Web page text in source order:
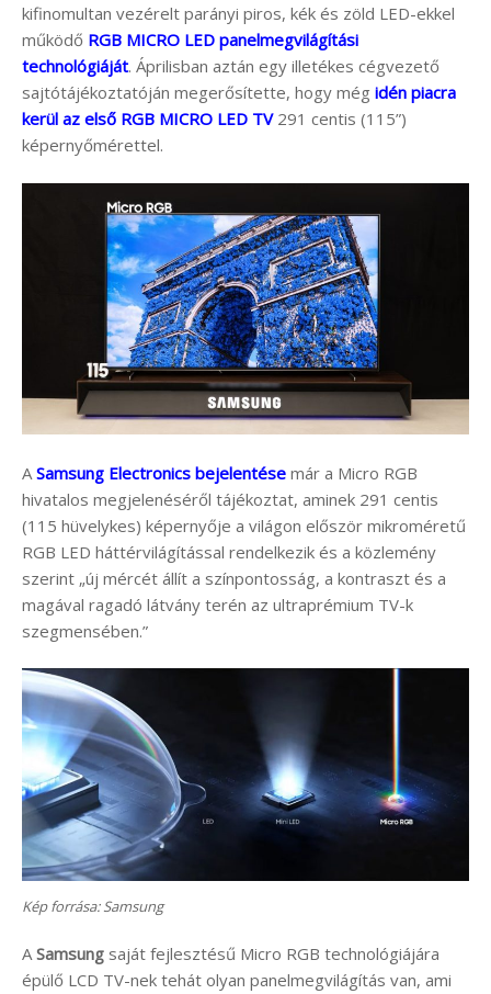
kifinomultan vezérelt parányi piros, kék és zöld LED-ekkel
működő RGB MICRO LED panelmegvilágítási
technológiáját. Áprilisban aztán egy illetékes cégvezető
sajtótájékoztatóján megerősítette, hogy még idén piacra
kerül az első RGB MICRO LED TV291 centis (115”)
képernyőmérettel.
A Samsung Electronics bejelentése már a Micro RGB
hivatalos megjelenéséről tájékoztat, aminek 291 centis
(115 hüvelykes) képernyője a világon először mikroméretű
RGB LED háttérvilágítással rendelkezik és a közlemény
szerint „új mércét állít a színpontosság, a kontraszt és a
magával ragadó látvány terén az ultraprémium TV-k
szegmensében.”
Kép forrása: Samsung
ASamsung saját fejlesztésű Micro RGB technológiájára
épülő LCD TV-nek tehát olyan panelmegvilágítás van, ami